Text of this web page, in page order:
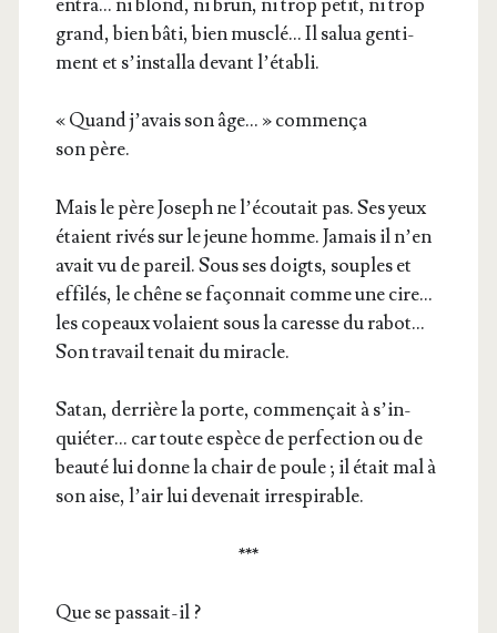
grand, bien bâti, bien mus­clé… Il salua gen­ti­
ment et s’installa devant l’établi.
« Quand j’a­vais son âge… » com­men­ça
son père.
Mais le père Joseph ne l’écoutait pas. Ses yeux
étaient rivés sur le jeune homme. Jamais il n’en
avait vu de pareil. Sous ses doigts, souples et
effi­lés, le chêne se façon­nait comme une cire…
les copeaux volaient sous la caresse du rabot…
Son tra­vail tenait du miracle.
Satan, der­rière la porte, com­men­çait à s’in­
quié­ter… car toute espèce de per­fec­tion ou de
beau­té lui donne la chair de poule ; il était mal à
son aise, l’air lui deve­nait irrespirable.
***
Que se passait-il ?